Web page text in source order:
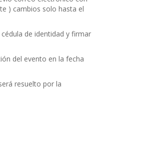
) cambios solo hasta el
de identidad y firmar
del evento en la fecha
resuelto por la